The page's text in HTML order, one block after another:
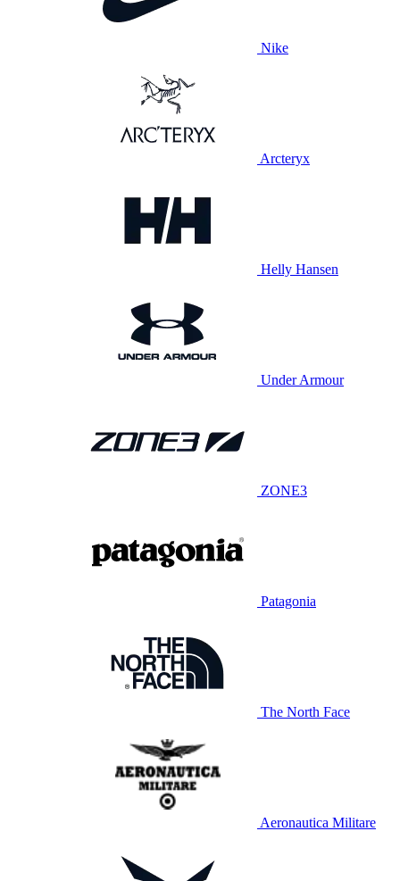
Nike
Arcteryx
Helly Hansen
Under Armour
ZONE3
Patagonia
The North Face
Aeronautica Militare